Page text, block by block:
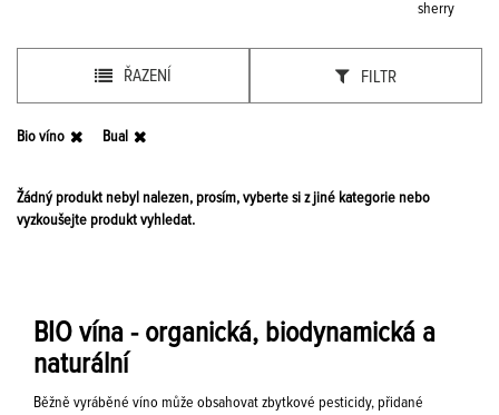
sherry
ŘAZENÍ FILTR
Bio víno Bual
Žádný produkt nebyl nalezen, prosím, vyberte si z jiné kategorie nebo
vyzkoušejte produkt vyhledat.
BIO vína - organická, biodynamická a
naturální
Běžně vyráběné víno může obsahovat zbytkové pesticidy, přidané